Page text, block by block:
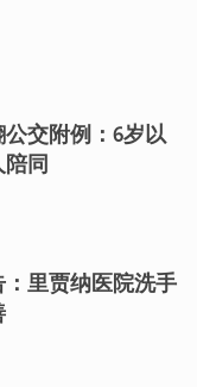
交附例：6岁以
同
里贾纳医院洗手